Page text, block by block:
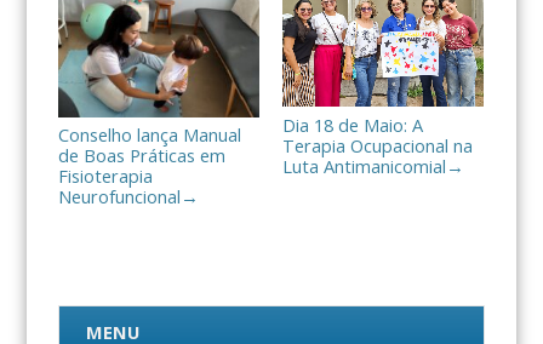
Conselho lança Manual
de Boas Práticas em
Fisioterapia
Neurofuncional →
Dia 18 de Maio: A
Terapia Ocupacional na
Luta Antimanicomial →
MENU